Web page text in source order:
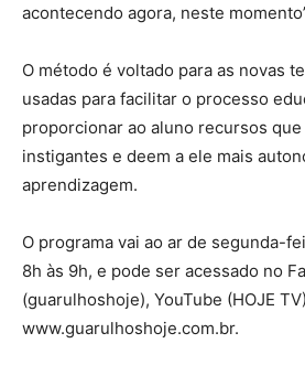
acontecendo agora, neste
O método é voltado para as novas
usadas para facilitar o processo
proporcionar ao aluno recursos
instigantes e deem a ele mais
aprendizagem.
O programa vai ao ar de segunda-
8h às 9h, e pode ser acessado no
(guarulhoshoje), YouTube (HOJE
www.guarulhoshoje.com.br.